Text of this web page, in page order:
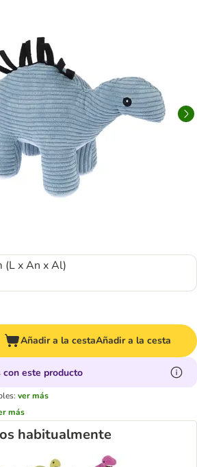
(L x An x Al)
Añadir a la cestaAñadir a la cesta
con este producto
ver más
más
habitualmente